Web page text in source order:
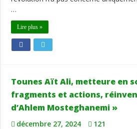
…
Lire plus »
Tounes Aït Ali, metteure en
fragments et actions,
d’Ahlem Mosteghanemi »
décembre 27, 2024 121